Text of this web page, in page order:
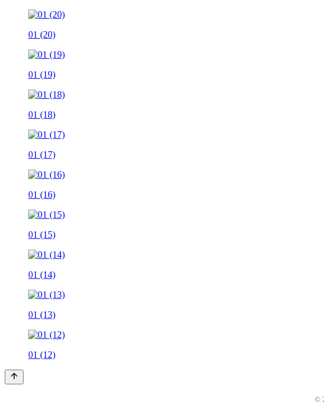
01 (20)
01 (19)
01 (18)
01 (17)
01 (16)
01 (15)
01 (14)
01 (13)
01 (12)
©